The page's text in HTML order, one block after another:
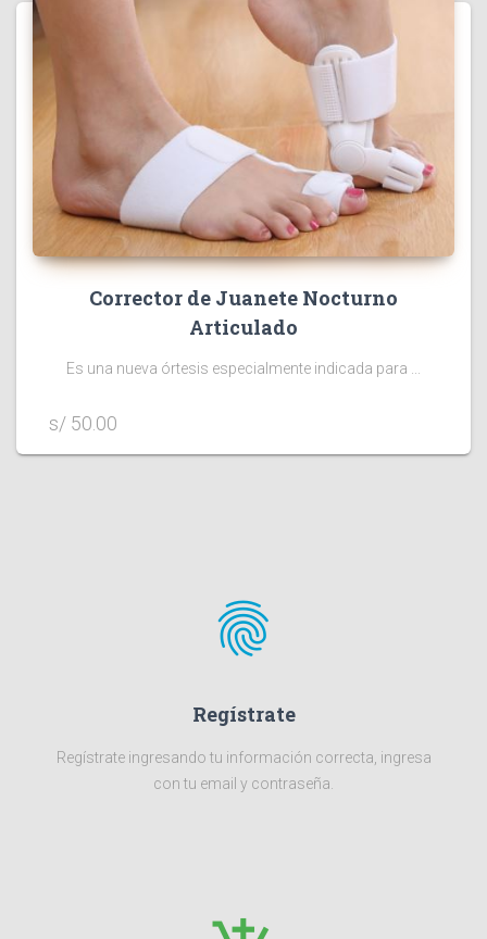
Corrector de Juanete Nocturno
Articulado
Es una nueva órtesis especialmente indicada para ...
s/ 50.00
fingerprint
Regístrate
Regístrate ingresando tu información correcta, ingresa
con tu email y contraseña.